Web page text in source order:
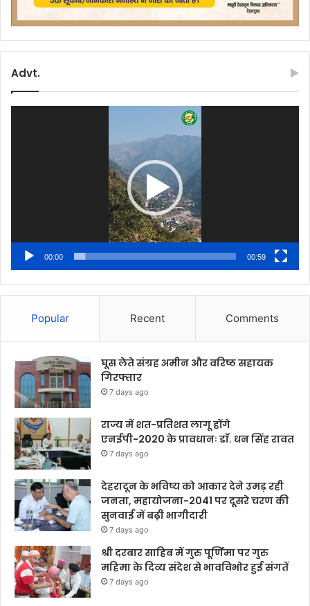
Advt.
00:00 00:59
Popular Recent Comments
घूस लेते संग्रह अमीन और वरिष्ठ सहायक
गिरफ्तार
7 days ago
राज्य में शत-प्रतिशत लागू होंगे
एनईपी-2020 के प्रावधानः डाॅ. धन सिंह रावत
7 days ago
देहरादून के भविष्य को आकार देने उमड़ रही
जनता, महायोजना-2041 पर दूसरे चरण की
सुनवाई में बढ़ी भागीदारी
7 days ago
श्री दरबार साहिब में गुरु पूर्णिमा पर गुरु
महिमा के दिव्य संदेश से भावविभोर हुई संगतें
7 days ago